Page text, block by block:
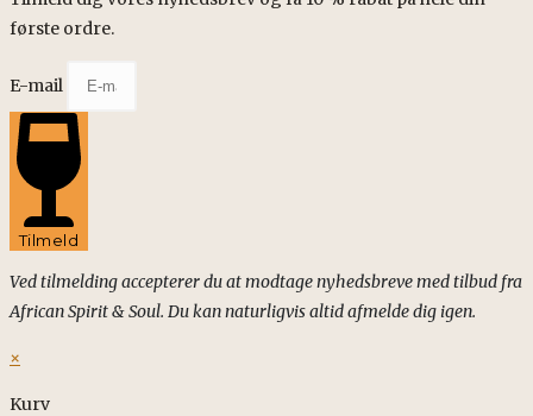
første ordre.
E-mail
Tilmeld
Ved tilmelding accepterer du at modtage nyhedsbreve med tilbud fra
African Spirit & Soul. Du kan naturligvis altid afmelde dig igen.
×
Kurv